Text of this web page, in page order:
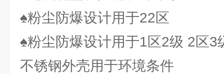
♠粉尘防爆设计用于22区
♠粉尘防爆设计用于1区2级 2区3
不锈钢外壳用于环境条件